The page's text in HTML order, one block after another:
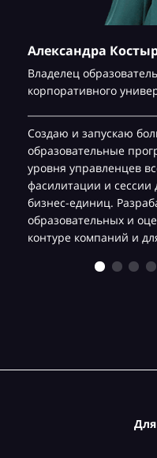
Александра
Владелец
корпоративного
Создаю и запускаю
образовательные
уровня управленцев
фасилитации и
бизнес-единиц.
образовательных и
контуре компаний и